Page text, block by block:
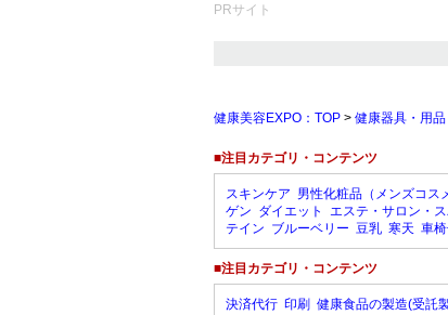
PRサイト
健康美容EXPO：TOP > 健康器具・用品
■注目カテゴリ・コンテンツ
スキンケア 男性化粧品（メンズコス
ゲン ダイエット エステ・サロン・
テイン ブルーベリー 豆乳 寒天 車
■注目カテゴリ・コンテンツ
決済代行 印刷 健康食品の製造(受託